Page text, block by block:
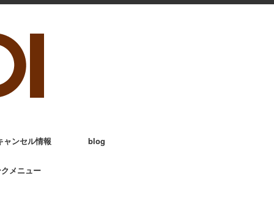
ャンセル情報 blog
クメニュー